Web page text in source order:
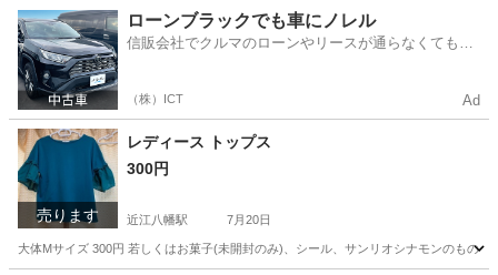
滋賀 近江八幡市 近江八幡駅 服/ファッション
ローンブラックでも車にノレル
信販会社でクルマのローンやリースが通らなくてもク
（株）ICT Ad
売ります
レディース トップス
300円
近江八幡駅 7月20日
大体Mサイズ 300円 若しくはお菓子(未開封のみ)、シール、サンリオシナモンのもの